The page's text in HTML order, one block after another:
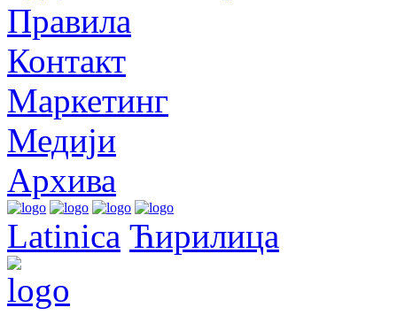
Правила
Контакт
Маркетинг
Медији
Архива
Latinica Ћирилица